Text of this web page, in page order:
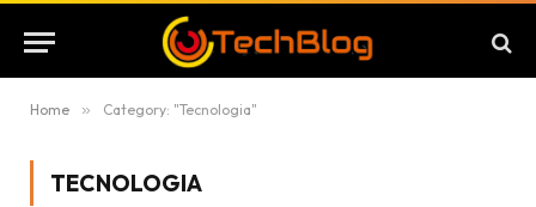
Home » Category: "Tecnologia"
TECNOLOGIA